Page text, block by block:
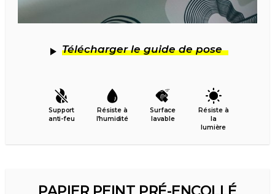
Télécharger le guide de pose
Support
anti-feu
Résiste à
l’humidité
Surface
lavable
Résiste à
la
lumière